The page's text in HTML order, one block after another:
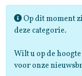
Informatie
Op dit moment
deze categorie.
Wilt u op de
voor onze